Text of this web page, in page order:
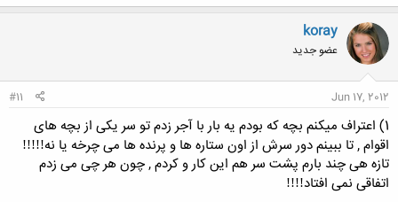
koray
عضو جدید
Jun 17, 2012
#11
1) اعتراف میکنم بچه که بودم یه بار با آجر زدم تو سر یکی از بچه های
اقوام , تا ببینم دور سرش از اون ستاره ها و پرنده ها می چرخه یا نه!!!!!
تازه هی چند بارم پشت سر هم این کار و کردم , چون هر چی می زدم
اتفاقی نمی افتاد!!!!